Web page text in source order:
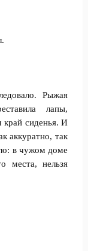
Рыжая
лапы,
сиденья. И
аккуратно, так
в чужом доме
места, нельзя